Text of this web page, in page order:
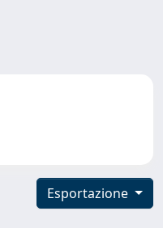
Esportazione